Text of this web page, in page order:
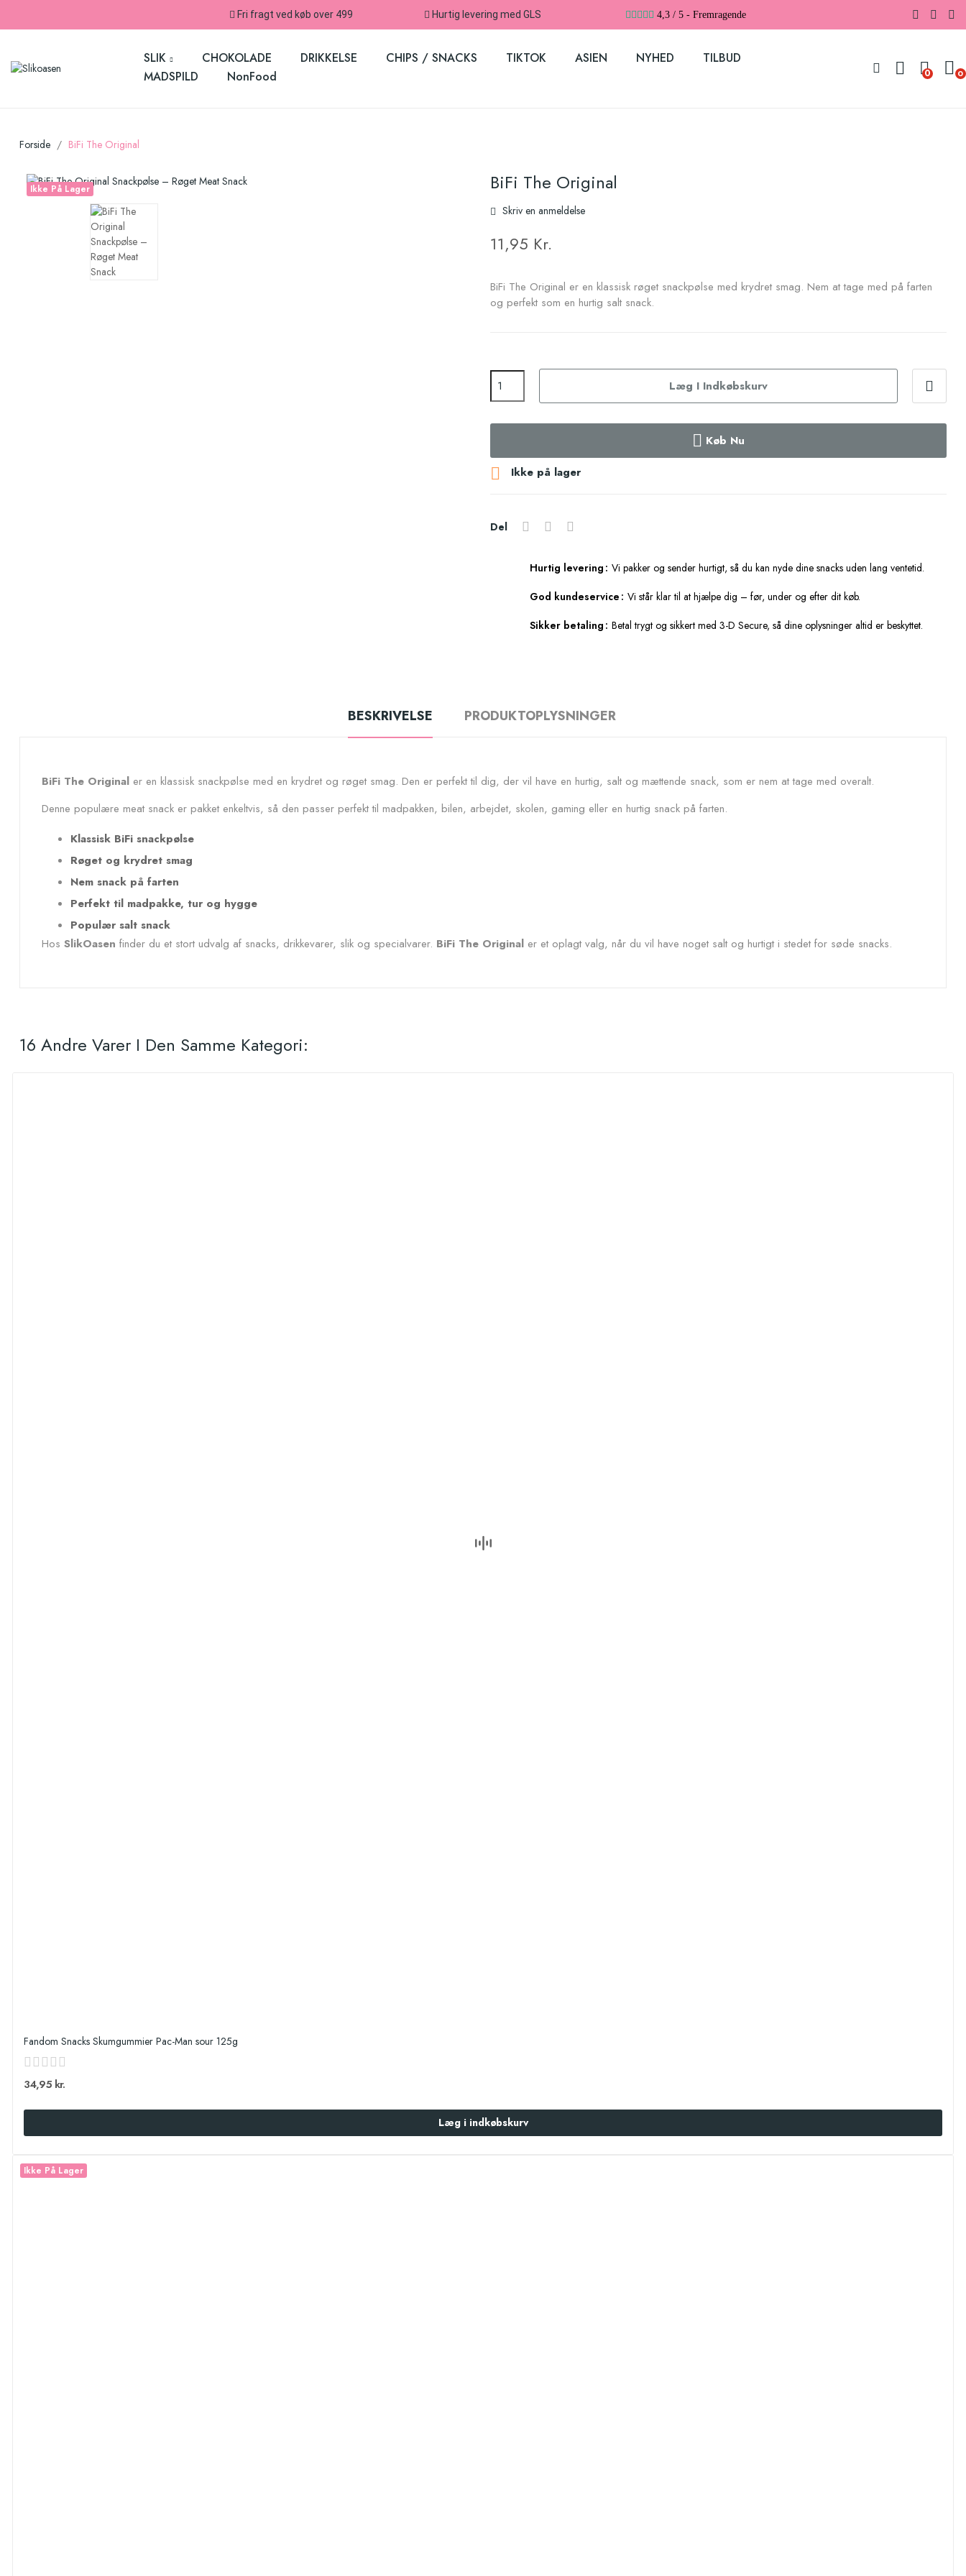
Fri fragt ved køb over 499 Hurtig levering med GLS 4,3 / 5 - Fremragende
SLIK CHOKOLADE DRIKKELSE CHIPS / SNACKS TIKTOK ASIEN NYHED
TILBUD
MADSPILD
NonFood 0 0
Forside BiFi The Original
Ikke På Lager BiFi The Original
Skriv en anmeldelse
11,95 Kr.
BiFi The Original er en klassisk røget snackpølse med krydret smag. Nem at tage med på farten
og perfekt som en hurtig salt snack.
Læg I Indkøbskurv
Køb Nu
 Ikke på lager
Del
Hurtig levering Vi pakker og sender hurtigt, så du kan nyde dine snacks uden lang ventetid.
God kundeservice Vi står klar til at hjælpe dig – før, under og efter dit køb.
Sikker betaling Betal trygt og sikkert med 3-D Secure, så dine oplysninger altid er beskyttet.
BESKRIVELSE PRODUKTOPLYSNINGER
BiFi The Original er en klassisk snackpølse med en krydret og røget smag. Den er perfekt til dig, der vil have en hurtig, salt og mættende snack, som er nem at tage med overalt.
Denne populære meat snack er pakket enkeltvis, så den passer perfekt til madpakken, bilen, arbejdet, skolen, gaming eller en hurtig snack på farten.
Klassisk BiFi snackpølse
Røget og krydret smag
Nem snack på farten
Perfekt til madpakke, tur og hygge
Populær salt snack
Hos SlikOasen finder du et stort udvalg af snacks, drikkevarer, slik og specialvarer. BiFi The Original er et oplagt valg, når du vil have noget salt og hurtigt i stedet for søde snacks.
16 Andre Varer I Den Samme Kategori:
Fandom Snacks Skumgummier Pac-Man sour 125g
34,95 kr.
Læg i indkøbskurv
Ikke På Lager